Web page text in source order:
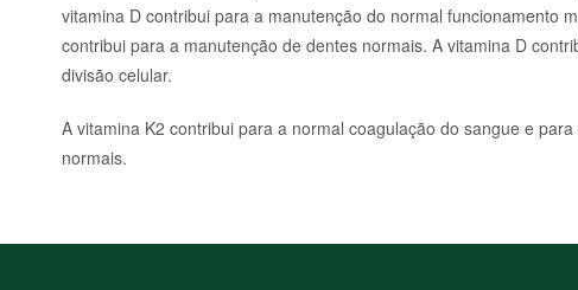
vitamina D contribui para a manutenção do normal funcionamento
contribui para a manutenção de dentes normais. A vitamina D
divisão celular.
A vitamina K2 contribui para a normal coagulação do sangue e
normais.